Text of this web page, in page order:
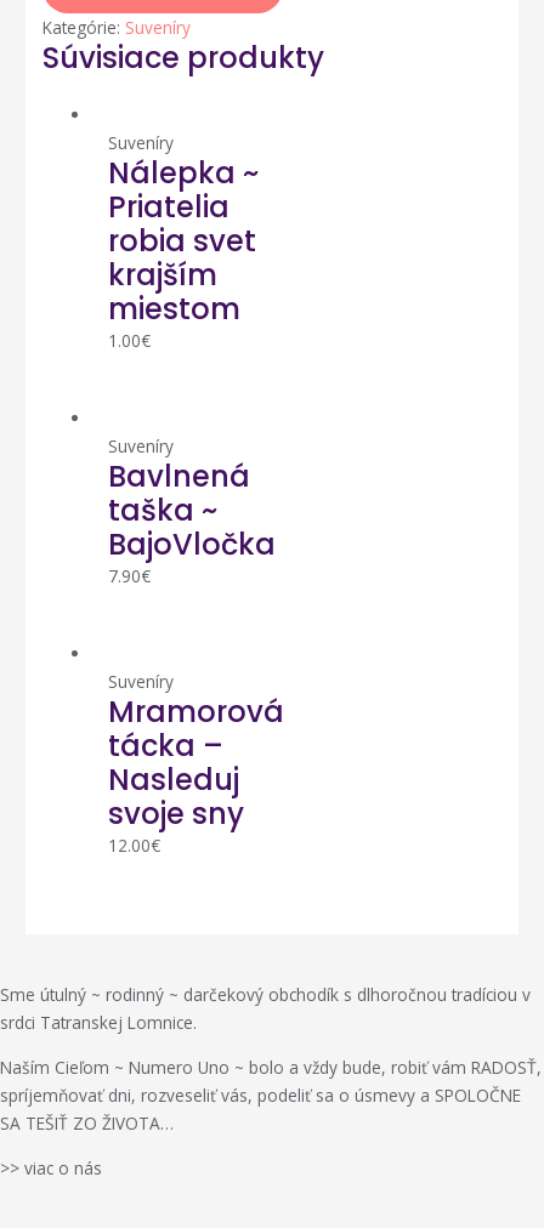
Šťastné
dievčatá
Najkrajšie
Kategórie: Suveníry
Súvisiace produkty
Suveníry
Nálepka ~
Priatelia
robia svet
krajším
miestom
1.00€
Suveníry
Bavlnená
taška ~
BajoVločka
7.90€
Suveníry
Mramorová
tácka –
Nasleduj
svoje sny
12.00€
Sme útulný ~ rodinný ~ darčekový obchodík s dlhoročnou tradíciou v
srdci Tatranskej Lomnice.
Naším Cieľom ~ Numero Uno ~ bolo a vždy bude, robiť vám RADOSŤ,
spríjemňovať dni, rozveseliť vás, podeliť sa o úsmevy a SPOLOČNE
SA TEŠIŤ ZO ŽIVOTA…
>> viac o nás